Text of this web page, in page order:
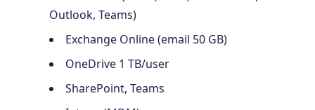
Outlook, Teams)
Exchange Online (email 50 GB)
OneDrive 1 TB/user
SharePoint, Teams